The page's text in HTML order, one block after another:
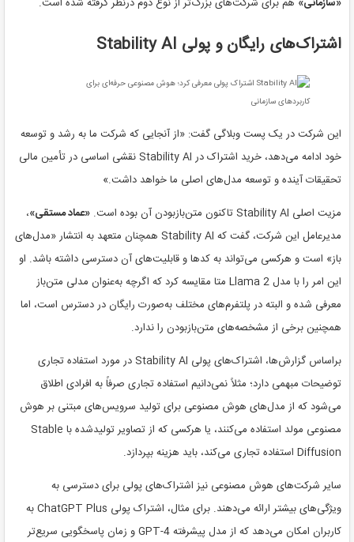
اشتراک‌های رایگان و پولی Stability AI
این شرکت در یک پست وبلاگی گفت: «از آنجایی که شرکت ما به رشد و توسعه
خود ادامه می‌دهد، خرید اشتراک در Stability AI نقشی اساسی در تأمین مالی
تحقیقات آینده و توسعه مدل‌های اصلی ما خواهد داشت.»
مزیت اصلی Stability AI تاکنون متن‌بازبودن آن بوده است.
«عماد مستقی»،
مدیرعامل این شرکت، گفت که Stability AI همچنان متعهد به انتشار «مدل‌های
باز» است و هرکسی می‌تواند به کدها و قابلیت‌های آن دسترسی داشته باشد. او
این امر را با مدل Llama 2 متا مقایسه کرد که اگرچه به‌عنوان مدلی ‌متن‌باز
معرفی شده و البته در پلتفرم‌های مختلف به‌صورت رایگان در دسترس است، اما
همچنین برخی از مشخصه‌های متن‌بازبودن را ندارد.
براساس گزارش‌ها، اشتراک‌های پولی Stability AI در مورد استفاده تجاری
توضیحات مبهمی دارد؛ مثلاً نمی‌دانیم استفاده تجاری صرفاً به افرادی اطلاق
می‌شود که از مدل‌های هوش مصنوعی برای تولید سرویس‌های مبتنی بر هوش
مصنوعی مولد استفاده می‌کنند، یا هرکسی که از تصاویر تولیدشده با Stable
Diffusion استفاده تجاری می‌کند، باید هزینه بپردازد.
سایر شرکت‌های هوش مصنوعی نیز اشتراک‌های پولی برای دسترسی به
ویژگی‌های بیشتر ارائه می‌دهند. برای مثال، اشتراک پولی ChatGPT Plus به
کاربران امکان می‌دهد که از مدل پیشرفته GPT-4 و زمان پاسخگویی سریع‌تر